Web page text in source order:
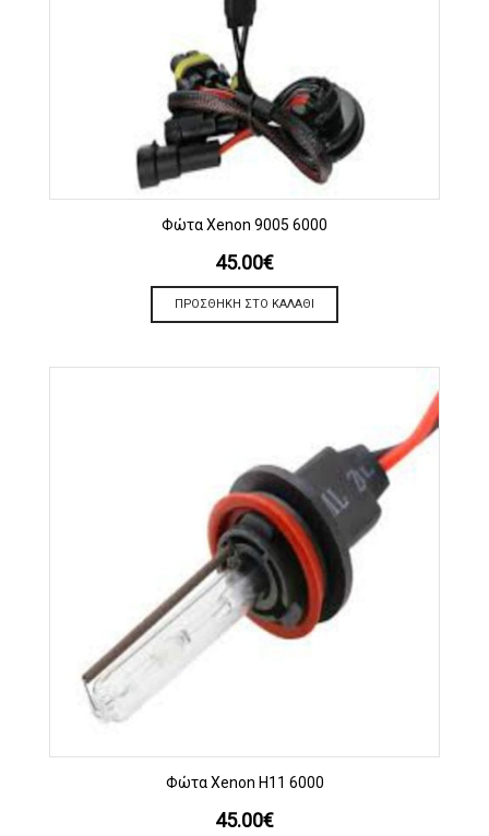
Φώτα Xenon 9005 6000
45.00€
ΠΡΟΣΘΉΚΗ ΣΤΟ ΚΑΛΆΘΙ
Φώτα Xenon H11 6000
45.00€